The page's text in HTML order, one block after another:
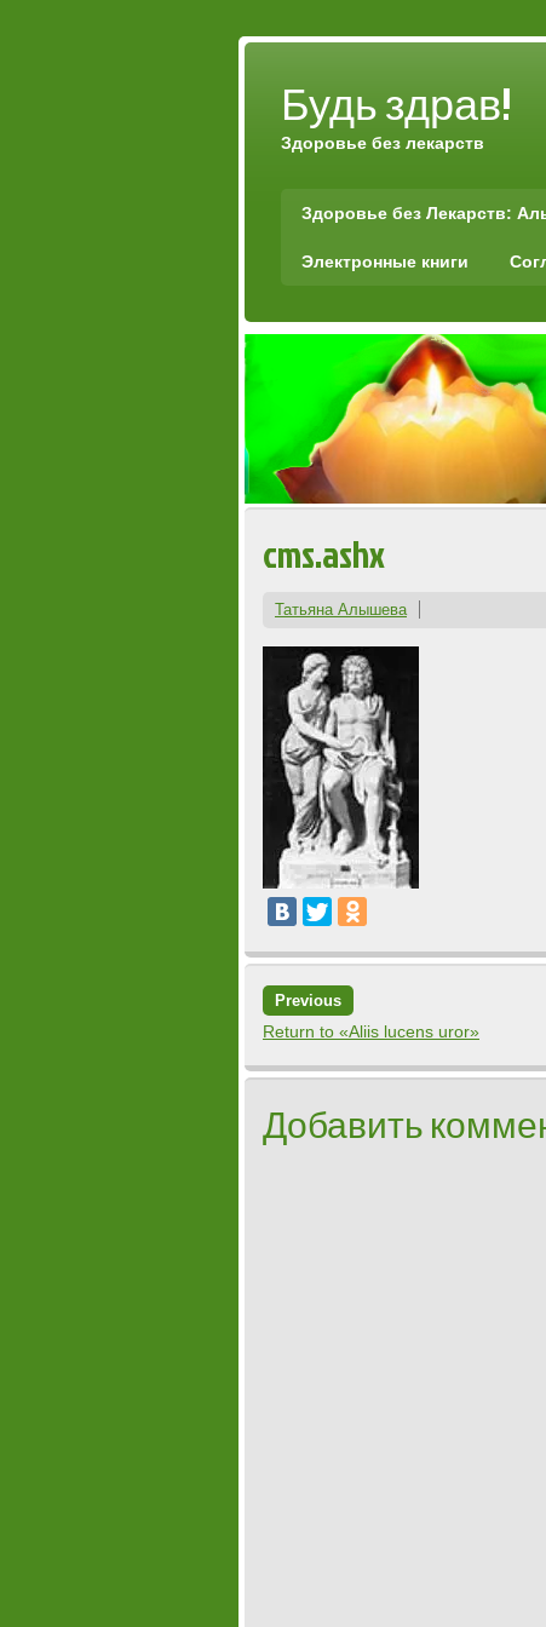
Будь здрав!
Здоровье без лекарств
Здоровье без Лекарств:
Электронные книги
cms.ashx
Татьяна Алышева
Previous
Return to «Aliis lucens uror»
Добавить